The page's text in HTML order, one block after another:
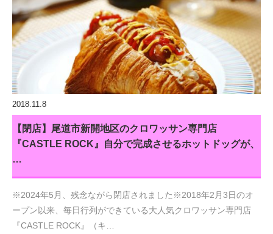
2018.11.8
【閉店】尾道市新開地区のクロワッサン専門店
『CASTLE ROCK』自分で完成させるホットドッグが、
…
※2024年5月、残念ながら閉店されました※2018年2月3日のオ
ープン以来、毎日行列ができている大人気クロワッサン専門店
『CASTLE ROCK』（キ…